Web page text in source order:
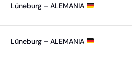
Lüneburg – ALEMANIA
Lüneburg – ALEMANIA